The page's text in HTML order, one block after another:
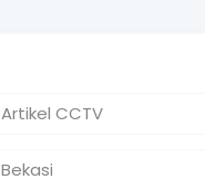
Artikel CCTV
Bekasi